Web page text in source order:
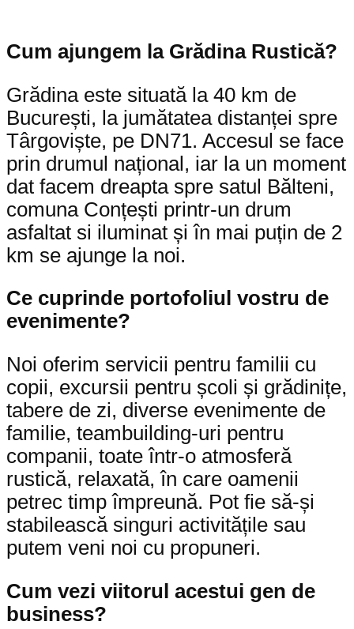
Cum ajungem la Grădina Rustică?
Grădina este situată la 40 km de
București, la jumătatea distanței spre
Târgoviște, pe DN71. Accesul se face
prin drumul național, iar la un moment
dat facem dreapta spre satul Bălteni,
comuna Conțești printr-un drum
asfaltat si iluminat și în mai puțin de 2
km se ajunge la noi.
Ce cuprinde portofoliul vostru de
evenimente?
Noi oferim servicii pentru familii cu
copii, excursii pentru școli și grădinițe,
tabere de zi, diverse evenimente de
familie, teambuilding-uri pentru
companii, toate într-o atmosferă
rustică, relaxată, în care oamenii
petrec timp împreună. Pot fie să-și
stabilească singuri activitățile sau
putem veni noi cu propuneri.
Cum vezi viitorul acestui gen de
business?